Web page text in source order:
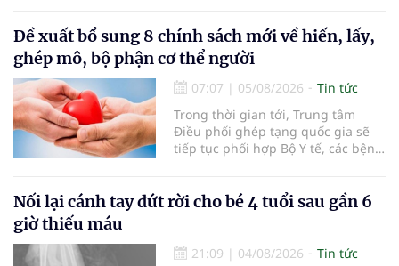
nhận 32.286.360 người, chiếm gần
30% dân số cả nước đã được khám
sức khỏe định kỳ năm nay.
Đề xuất bổ sung 8 chính sách mới về hiến, lấy,
ghép mô, bộ phận cơ thể người
07:07 | 05/08/2026
Tin tức
Trong thời gian tới, Trung tâm
Điều phối ghép tạng quốc gia sẽ
tiếp tục phối hợp Bộ Y tế, các bệnh
cường truyền thông, hoàn thiện
quy trình chuyên môn và hệ thống
hiến và ghép mô tạng.
Nối lại cánh tay đứt rời cho bé 4 tuổi sau gần 6
giờ thiếu máu
21:09 | 04/08/2026
Tin tức